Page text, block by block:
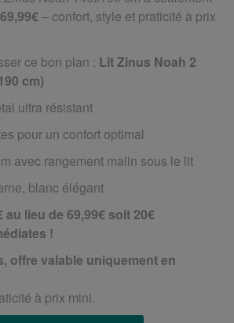
– confort, style et praticité à prix
ce bon plan : Lit Zinus Noah 2
cm)
ultra résistant
pour un confort optimal
avec rangement malin sous le lit
blanc élégant
au lieu de 69,99€ soit 20€
!
offre valable uniquement en
à prix mini.